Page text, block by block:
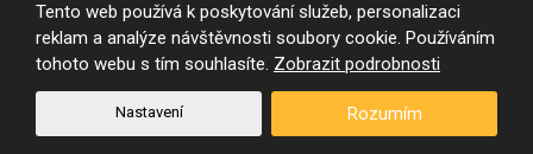
Barevná provedení – Grace II
Tento web používá k poskytování služeb, personalizaci
reklam a analýze návštěvnosti soubory cookie. Používáním
tohoto webu s tím souhlasíte. Zobrazit podrobnosti
Nastavení Rozumím